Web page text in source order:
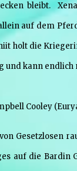
bleibt.
auf dem
holt die
und kann
Cooley
Gesetzlosen
auf die